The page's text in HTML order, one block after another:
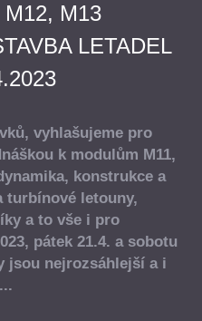
M12, M13
LETADEL
vyhlašujeme pro
k modulům M11,
konstrukce a
turbínové letouny,
a to vše i pro
pátek 21.4. a sobotu
jsou nejrozsáhlejší a i